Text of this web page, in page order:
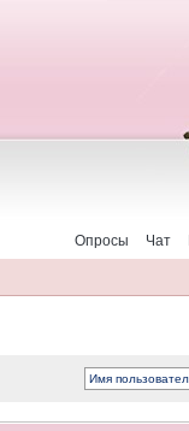
Чат
Опросы